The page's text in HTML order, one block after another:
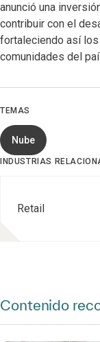
anunció una
contribuir con el
fortaleciendo así
comunidades del
TEMAS
Nube
INDUSTRIAS
Retail
Contenido